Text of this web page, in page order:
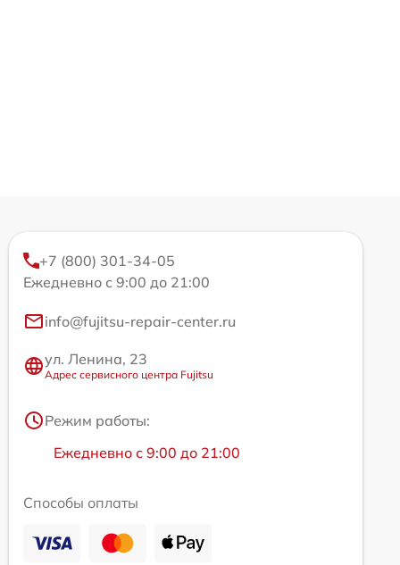
+7 (800) 301-34-05
Ежедневно с 9:00 до 21:00
info@fujitsu-repair-center.ru
ул. Ленина, 23
Адрес сервисного центра Fujitsu
Режим работы:
Ежедневно с 9:00 до 21:00
Способы оплаты